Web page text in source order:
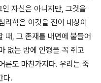
자신은 아니지만, 그것을
리학은 이것을 전이 대상이
때, 그 존재를 내면에 붙들어
없는 밤에 인형을 꼭 쥐고
른도 마찬가지다. 우리는 죽
다.